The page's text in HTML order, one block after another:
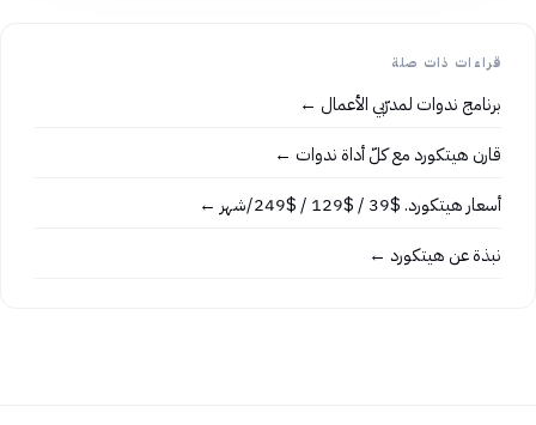
قراءات ذات صلة
برنامج ندوات لمدرّبي الأعمال ←
قارن هيتكورد مع كلّ أداة ندوات ←
أسعار هيتكورد. $39 / $129 / $249/شهر ←
نبذة عن هيتكورد ←